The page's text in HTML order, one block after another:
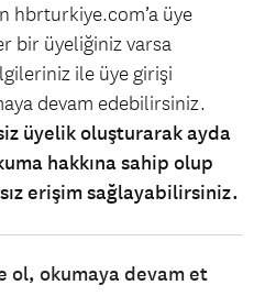
hbrturkiye.com’a üye
bir üyeliğiniz varsa
ile üye girişi
devam edebilirsiniz.
üyelik oluşturarak ayda
hakkına sahip olup
erişim sağlayabilirsiniz.
ol, okumaya devam et